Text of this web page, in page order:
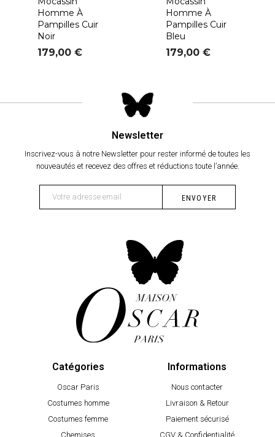
Homme À
Pampilles Cuir
Noir
Prix
179,00 €
Homme À
Pampilles Cuir
Bleu
Prix
179,00 €
Newsletter
Inscrivez-vous à notre Newsletter pour rester informé de toutes les
nouveautés et recevez des offres et réductions toute l’année.
Catégories
Oscar Paris
Costumes homme
Costumes femme
Chemises
Informations
Nous contacter
Livraison & Retour
Paiement sécurisé
CGV & Confidentialité